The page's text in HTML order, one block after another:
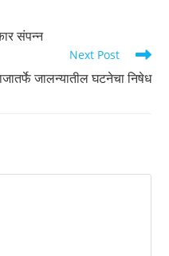
संपन्न
Next Post
जालन्यातील घटनेचा निषेध